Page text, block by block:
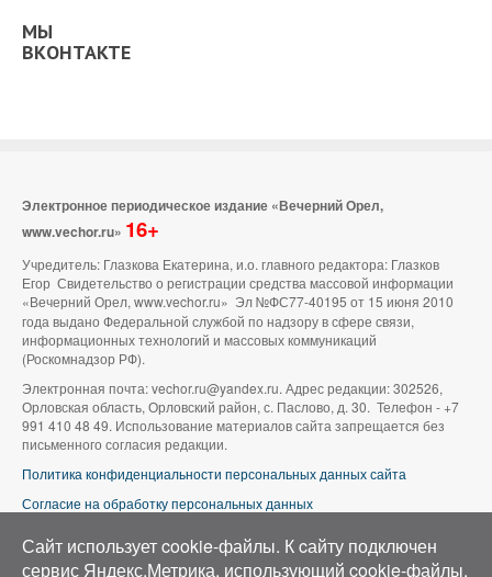
МЫ
ВКОНТАКТЕ
Электронное периодическое издание «Вечерний Орел,
www.vechor.ru» 16+
Учредитель: Глазкова Екатерина, и.о. главного редактора: Глазков
Егор Свидетельство о регистрации средства массовой информации
«Вечерний Орел, www.vechor.ru» Эл №ФС77-40195 от 15 июня 2010
года выдано Федеральной службой по надзору в сфере связи,
информационных технологий и массовых коммуникаций
(Роскомнадзор РФ).
Электронная почта: vechor.ru@yandex.ru. Адрес редакции: 302526,
Орловская область, Орловский район, с. Паслово, д. 30. Телефон - +7
991 410 48 49. Использование материалов сайта запрещается без
письменного согласия редакции.
Политика конфиденциальности персональных данных сайта
Согласие на обработку персональных данных
Аэросъемка в Орле»
Сайт использует cookie-файлы. К cайту подключен
сервис Яндекс.Метрика, использующий cookie-файлы.